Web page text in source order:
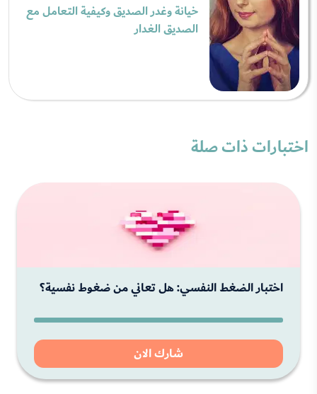
خيانة وغدر الصديق وكيفية التعامل مع
الصديق الغدار
اختبارات ذات صلة
اختبار الضغط النفسي: هل تعاني من ضغوط نفسية؟
شارك الان